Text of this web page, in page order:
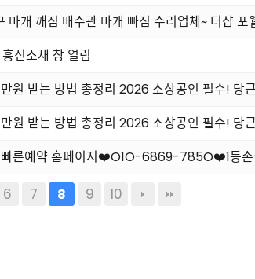
마개 깨짐 배수관 마개 빠짐 수리업체~ 더샵 포
신소새 창 열림
원 받는 방법 총정리 2026 소상공인 필수! 당
원 받는 방법 총정리 2026 소상공인 필수! 당
른예약 홈페이지❤️O1O-6869-785O❤️1등
6 7 8 9 10